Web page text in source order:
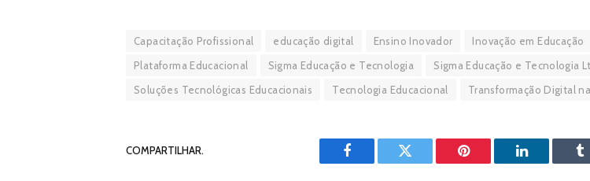
Capacitação Profissional educação digital Ensino Inovador
Inovação em Educação
Plataforma Educacional
Sigma Educação e Tecnologia
Sigma Educação e Tecnologia
Soluções Tecnológicas Educacionais
Tecnologia Educacional Transformação Digital
COMPARTILHAR.
Facebook Twitter Pinterest LinkedIn